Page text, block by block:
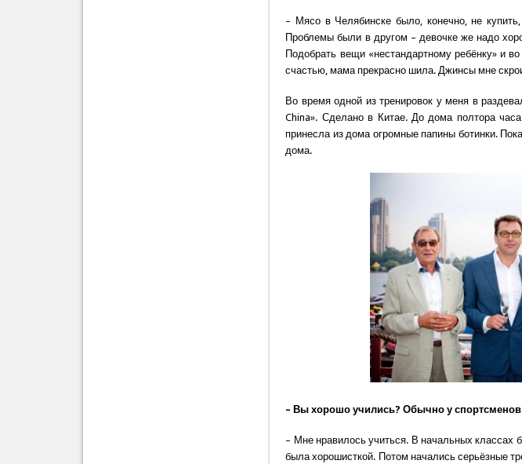
– Мясо в Челябинске было, конечно, не
Проблемы были в другом – девочке же надо
Подобрать вещи «нестандартному ребёнку» и
счастью, мама прекрасно шила. Джинсы мне
Во время одной из тренировок у меня в
China». Сделано в Китае. До дома полтора
принесла из дома огромные папины ботинки.
дома.
– Вы хорошо учились? Обычно у
– Мне нравилось учиться. В начальных классах
была хорошисткой. Потом начались серьёзные